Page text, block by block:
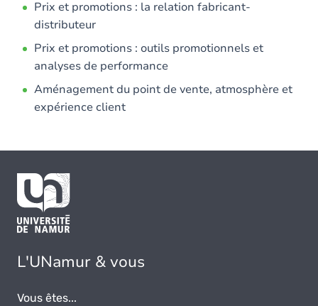
Prix et promotions : la relation fabricant-
distributeur
Prix et promotions : outils promotionnels et
analyses de performance
Aménagement du point de vente, atmosphère et
expérience client
L'UNamur & vous
Vous êtes...